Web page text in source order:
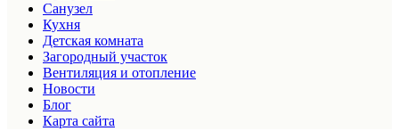
Санузел
Кухня
Детская комната
Загородный участок
Вентиляция и отопление
Новости
Блог
Карта сайта